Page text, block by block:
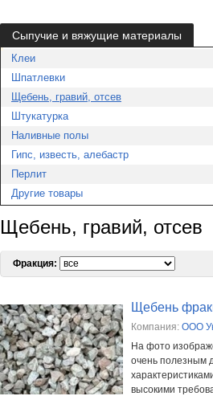
Сыпучие и вяжущие материалы
Клеи
Шпатлевки
Щебень, гравий, отсев
Штукатурка
Наливные полы
Гипс, известь, алебастр
Перлит
Другие товары
Щебень, гравий, отсев
Фракция:
Щебень
Компания: ООО
На фото
очень полезным
высокими